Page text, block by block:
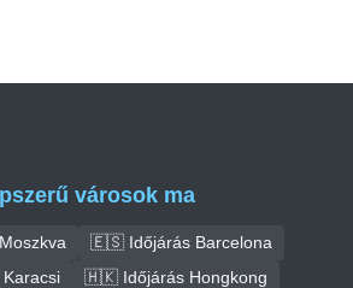
városok ma
🇪🇸 Időjárás Barcelona
🇭🇰 Időjárás Hongkong